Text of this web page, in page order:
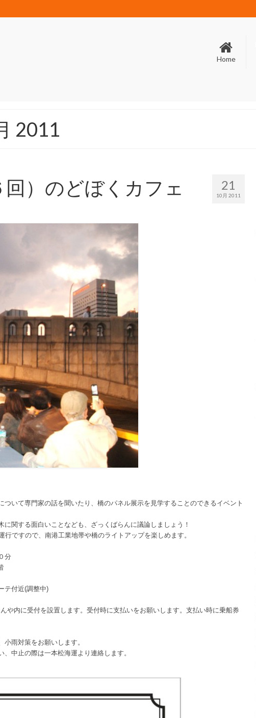
Home
2011
21
10月 2011
）のどぼくカフェ
いて専門家の話を聞いたり、橋のパネル展示を見学することのできるイベント
関する面白いことなども、ざっくばらんに議論しましょう！
行ですので、南港工業地帯や橋のライトアップを楽しめます。
分
テ付近(調整中)
や内に受付を設置します。受付時に支払いをお願いします。支払い時に乗船券
雨対策をお願いします。
中止の際は一本松海運より連絡します。